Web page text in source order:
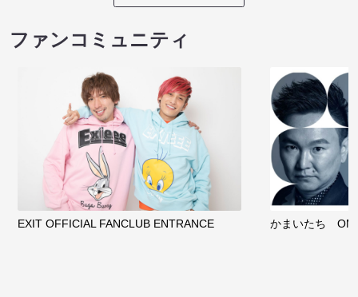
ファンコミュニティ
EXIT OFFICIAL FANCLUB ENTRANCE かまいたち